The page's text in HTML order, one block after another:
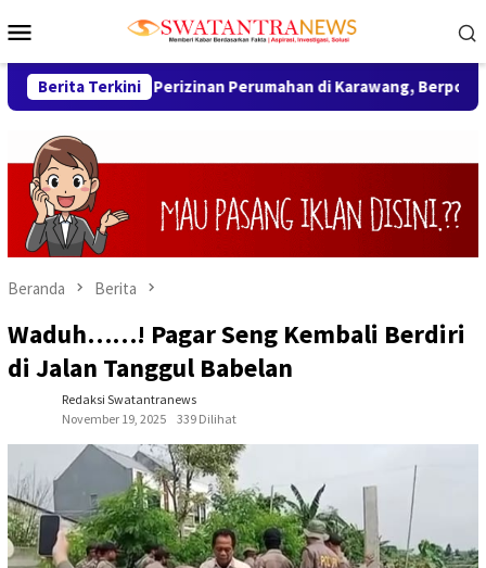
ke
Mobile
Berita Terkini
Perizinan Perumahan di Karawang, Berpotensi
Beranda Berita
Waduh……! Pagar Seng Kembali Berdiri
di Jalan Tanggul Babelan
Redaksi Swatantranews
November 19, 2025
339 Dilihat